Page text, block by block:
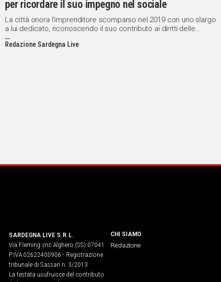
per ricordare il suo impegno nel sociale
La città onora l'imprenditore scomparso nel 2019 con uno slargo
a lui dedicato, riconoscendo il suo contributo ai diritti delle
persone fragili
Redazione Sardegna Live
SARDEGNA LIVE S.R.L.
Via Fleming snc Alghero (SS) 07041
P.IVA 02622400906 - Registrazione
tribunale di Sassari n. 3/2013
La testata usufruisce del contributo
CHI SIAMO
Redazione